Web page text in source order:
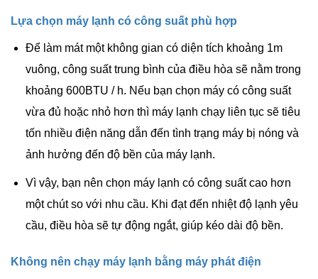
Lựa chọn máy lạnh có công suất phù hợp
Để làm mát một không gian có diện tích khoảng 1m
vuông, công suất trung bình của điều hòa sẽ nằm trong
khoảng 600BTU / h. Nếu bạn chọn máy có công suất
vừa đủ hoặc nhỏ hơn thì máy lạnh chạy liên tục sẽ tiêu
tốn nhiều điện năng dẫn đến tình trạng máy bị nóng và
ảnh hưởng đến độ bền của máy lạnh.
Vì vậy, bạn nên chọn máy lạnh có công suất cao hơn
một chút so với nhu cầu. Khi đạt đến nhiệt độ lạnh yêu
cầu, điều hòa sẽ tự động ngắt, giúp kéo dài độ bền.
Không nên chạy máy lạnh bằng máy phát điện